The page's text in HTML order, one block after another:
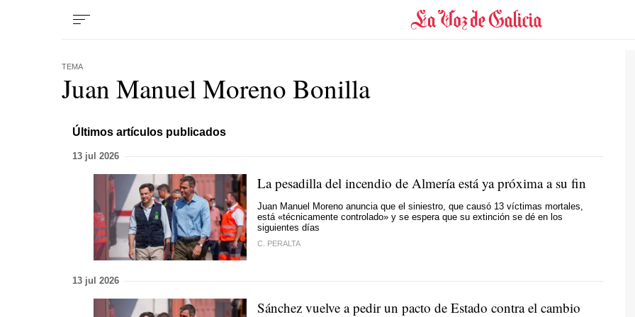
TEMA
Juan Manuel Moreno Bonilla
Últimos artículos publicados
13 jul 2026
La pesadilla del incendio de Almería está ya próxima a su fin
Juan Manuel Moreno anuncia que el siniestro, que causó 13 víctimas mortales,
está «técnicamente controlado» y se espera que su extinción se dé en los
siguientes días
C. PERALTA
13 jul 2026
Sánchez vuelve a pedir un pacto de Estado contra el cambio